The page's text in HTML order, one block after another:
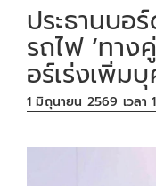
ประธานบอ
รถไฟ ‘ทาง
อร์เร่งเพิ่ม
1 มิถุนายน 2569 เวลา